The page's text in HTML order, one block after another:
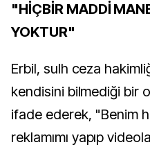
"HİÇBİR MADDİ
YOKTUR"
Erbil, sulh ceza
kendisini bilmediği bir
ifade ederek, "Benim
reklamımı yapıp